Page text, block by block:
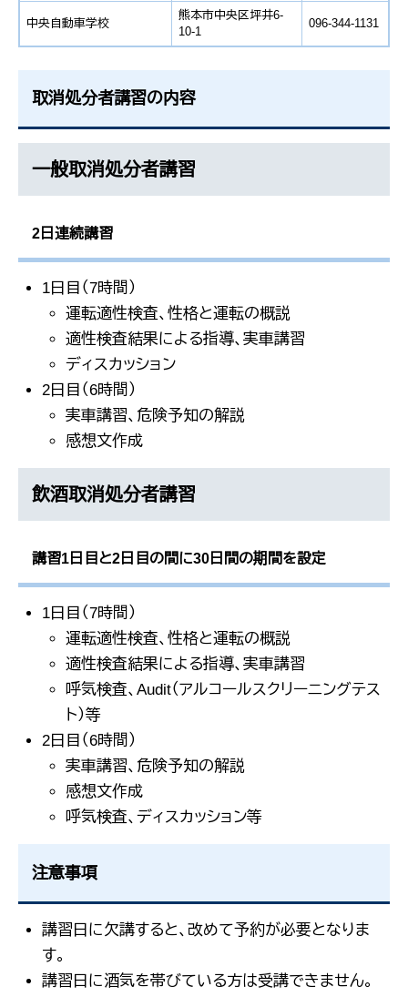
中央自動車学校
熊本市中央区坪井6-
10-1
096-344-1131
取消処分者講習の内容
一般取消処分者講習
2日連続講習
1日目（7時間）
運転適性検査、性格と運転の概説
適性検査結果による指導、実車講習
ディスカッション
2日目（6時間）
実車講習、危険予知の解説
感想文作成
飲酒取消処分者講習
講習1日目と2日目の間に30日間の期間を設定
1日目（7時間）
運転適性検査、性格と運転の概説
適性検査結果による指導、実車講習
呼気検査、Audit（アルコールスクリーニングテス
ト）等
2日目（6時間）
実車講習、危険予知の解説
感想文作成
呼気検査、ディスカッション等
注意事項
講習日に欠講すると、改めて予約が必要となりま
す。
講習日に酒気を帯びている方は受講できません。